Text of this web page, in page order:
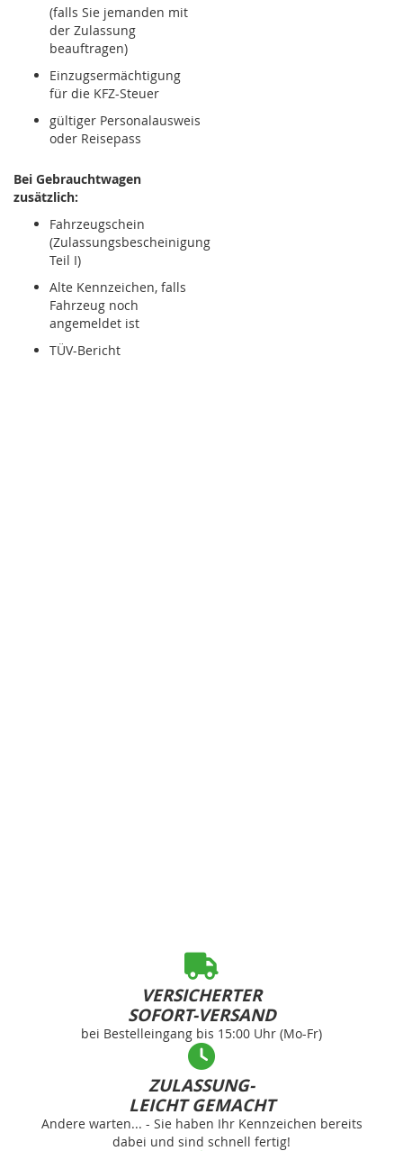
(falls Sie jemanden mit
der Zulassung
beauftragen)
Einzugsermächtigung
für die KFZ-Steuer
gültiger Personalausweis
oder Reisepass
Bei Gebrauchtwagen
zusätzlich:
Fahrzeugschein
(Zulassungsbescheinigung
Teil I)
Alte Kennzeichen, falls
Fahrzeug noch
angemeldet ist
TÜV-Bericht
VERSICHERTER
SOFORT-VERSAND
bei Bestelleingang bis 15:00 Uhr (Mo-Fr)
ZULASSUNG-
LEICHT GEMACHT
Andere warten... - Sie haben Ihr Kennzeichen bereits
dabei und sind schnell fertig!